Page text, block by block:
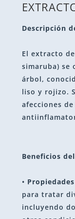
Descripción
El extracto
simaruba) se
árbol,
liso y rojizo.
afecciones
Beneficios
•
para tratar
incluyendo